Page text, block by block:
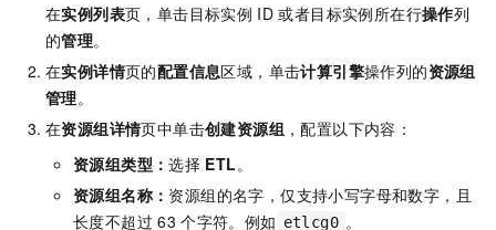
在实例列表页，单击目标实例 ID 或者目标实例所在行操作列
的管理。
在实例详情页的配置信息区域，单击计算引擎操作列的资源组
管理。
在资源组详情页中单击创建资源组 ，配置以下内容：
资源组类型 ：选择 ETL。
资源组名称 ： 资源组的名字，仅支持小写字母和数字，且
长度不超过 63 个字符。例如 etlcg0 。